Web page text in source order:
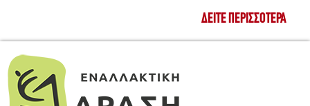
ΔΕΊΤΕ ΠΕΡΙΣΣΌΤΕΡΑ